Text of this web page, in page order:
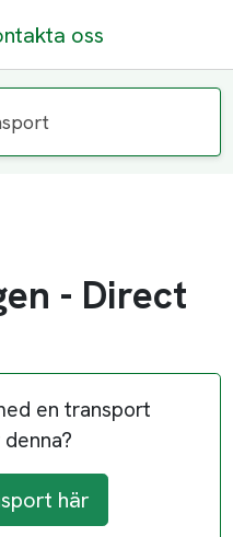
oss
- Direct
en transport
här